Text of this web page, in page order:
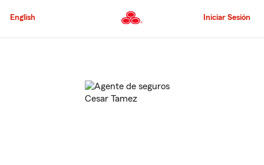
al
principal
English Iniciar Sesión